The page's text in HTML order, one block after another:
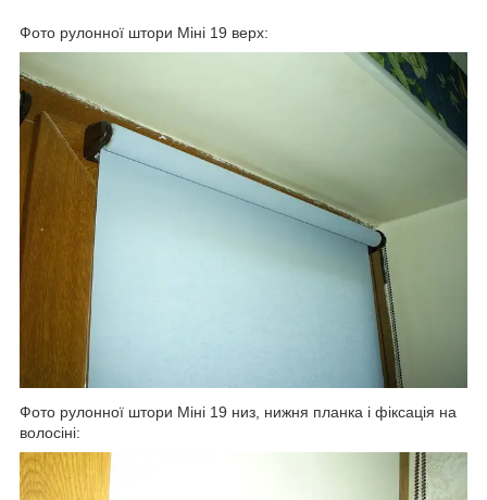
Фото рулонної штори Міні 19 верх:
Фото рулонної штори Міні 19 низ, нижня планка і фіксація на
волосіні: